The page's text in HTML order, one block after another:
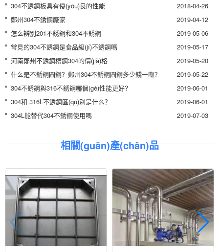
304不銹鋼板具有優(yōu)良的性能
2018-04-26
鄭州304不銹鋼廠家
2019-04-12
怎么辨別201不銹鋼和304不銹鋼
2019-05-06
常見的304不銹鋼是食品級(jí)不銹鋼嗎
2019-05-17
河南鄭州不銹鋼槽鋼304的價(jià)格
2019-05-20
什么是不銹鋼圓鋼？鄭州304不銹鋼圓鋼多少錢一噸？
2019-05-22
304不銹鋼與316不銹鋼哪個(gè)性能更好?
2019-06-01
304和 316L不銹鋼區(qū)別是什么？
2019-06-01
304L能替代304不銹鋼使用嗎
2019-07-03
相關(guān)產(chǎn)品